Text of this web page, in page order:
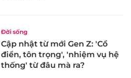
Đời sống
Cập nhật từ mới Gen Z: 'Cổ
điển, tôn trọng', 'nhiệm vụ hệ
thống' từ đâu mà ra?